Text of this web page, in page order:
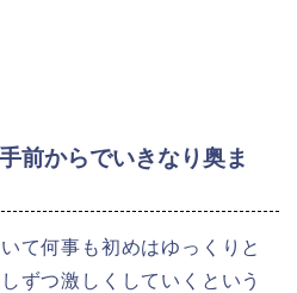
前からでいきなり奥ま
て何事も初めはゆっくりと
ずつ激しくしていくという